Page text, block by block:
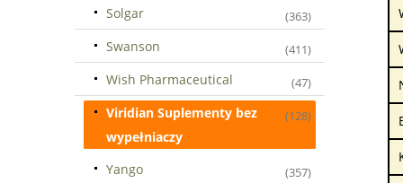
Solgar (363)
Swanson (411)
Wish Pharmaceutical (47)
Viridian Suplementy bez
wypełniaczy
(128)
Yango (357)